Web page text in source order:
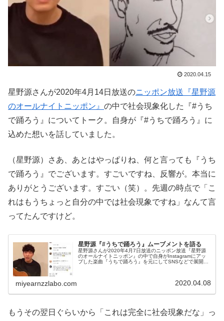
2020.04.15
星野源さんが2020年4月14日放送のニッポン放送『星野源
のオールナイトニッポン』 の中で社会現象化した『#うち
で踊ろう』についてトーク。自身が『#うちで踊ろう』に
込めた想いを話していました。
（星野源）さあ、あとはやっぱりね、何と言っても『うち
で踊ろう』でございます。すごいですね、反響が。本当に
ありがとうございます。すごい（笑）。先週の時点で「こ
れはもうちょっと自分の中では社会現象ですね」なんて言
ってたんですけど。
星野源『#うちで踊ろう』ムーブメントを語る
星野源さんが2020年4月7日放送のニッポン放送『星野源
のオールナイトニッポン』の中で自身がInstagramにアッ
プした楽曲『うちで踊ろう』を元にしてSNSなどで展開さ
miyearnzzlabo.com 2020.04.08
もうその翌日ぐらいから「これは完全に社会現象だな」っ